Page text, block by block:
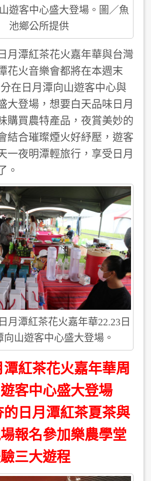
遊客中心盛大登場。圖／魚
池鄉公所提供
月潭紅茶花火嘉年華與台灣
花火音樂會都將在本週末
分在日月潭向山遊客中心與
大登場，想要白天品味日月
購買農特產品，夜賞美妙的
結合璀璨煙火好紓壓，遊客
一夜明潭輕旅行，享受日月
。
月潭紅茶花火嘉年華22.23日
向山遊客中心盛大登場。
潭紅茶花火嘉年華周
客中心盛大登場
的日月潭紅茶夏茶與
報名參加樂農學堂
三大遊程